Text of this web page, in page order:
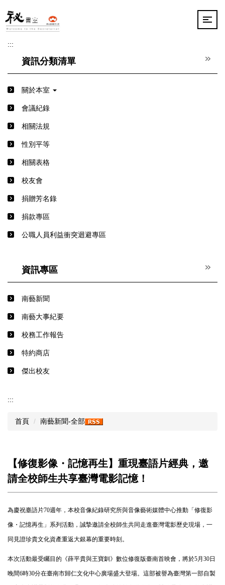
到
主
內
:::
資訊分類清單
關於本室
會議紀錄
相關法規
性別平等
相關表格
校友會
捐贈芳名錄
捐款專區
公職人員利益衝突迴避專區
資訊專區
南藝新聞
南藝大事紀要
校務工作報告
特約商店
傑出校友
:::
首頁 南藝新聞-全部
【修復影像・記憶再生】重現臺語片經典，邀
請全校師生共享臺灣電影記憶！
為慶祝臺語片70週年，本校音像紀錄研究所與音像藝術媒體中心推動「修復影
像・記憶再生」系列活動，誠摯邀請全校師生共同走進臺灣電影歷史現場，一
同見證珍貴文化資產重返大銀幕的重要時刻。
本次活動最受矚目的《薛平貴與王寶釧》數位修復版臺南首映會，將於5月 30日
晚間6時30分在臺南市歸仁文化中心廣場盛大登場。這部被譽為臺灣第一部自製